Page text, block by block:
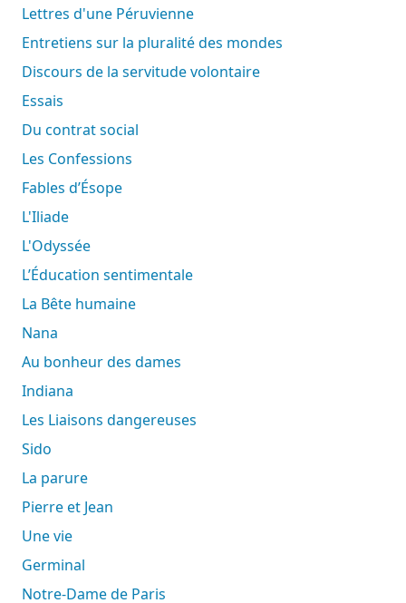
Lettres d'une Péruvienne
Entretiens sur la pluralité des mondes
Discours de la servitude volontaire
Essais
Du contrat social
Les Confessions
Fables d’Ésope
L'Iliade
L'Odyssée
L’Éducation sentimentale
La Bête humaine
Nana
Au bonheur des dames
Indiana
Les Liaisons dangereuses
Sido
La parure
Pierre et Jean
Une vie
Germinal
Notre-Dame de Paris